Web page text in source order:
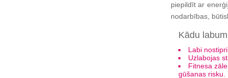
piepildīt ar
nodarbības,
Kādu
Labi
Uzlabojas
Fitnesa
gūšanas risku.